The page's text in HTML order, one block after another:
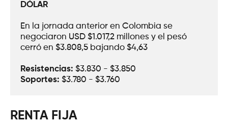
DÓLAR
En la jornada anterior en Colombia se
negociaron USD $1.017,2 millones y el pesó
cerró en $3.808,5 bajando $4,63
Resistencias: $3.830 - $3.850
Soportes: $3.780 - $3.760
RENTA FIJA